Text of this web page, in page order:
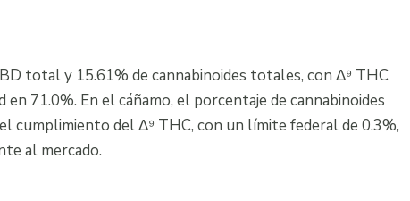
total y 15.61% de cannabinoides totales, con Δ⁹ THC
71.0%. En el cáñamo, el porcentaje de cannabinoides
cumplimiento del Δ⁹ THC, con un límite federal de 0.3%,
al mercado.